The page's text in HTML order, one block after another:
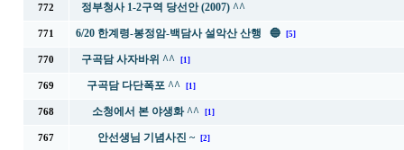
772 정부청사 1-2구역 당선안 (2007) ^^
771 6/20 한계령-봉정암-백담사 설악산 산행 🔵 [5]
770 구곡담 사자바위 ^^ [1]
769 구곡담 다단폭포 ^^ [1]
768 소청에서 본 야생화 ^^ [1]
767 안선생님 기념사진 ~ [2]